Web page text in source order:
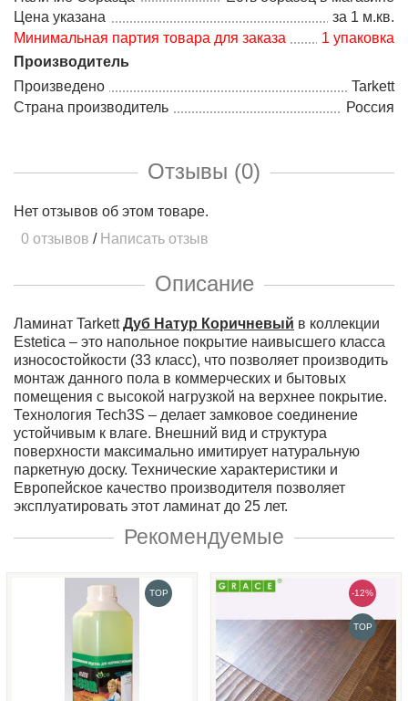
Цена указана
за 1 м.кв.
Минимальная партия товара для заказа
1 упаковка
Производитель
Произведено
Tarkett
Страна производитель
Россия
Отзывы (0)
Нет отзывов об этом товаре.
0 отзывов / Написать отзыв
Описание
Ламинат TarkettДуб Натур Коричневый в коллекции
Estetica – это напольное покрытие наивысшего класса
износостойкости (33 класс), что позволяет производить
монтаж данного пола в коммерческих и бытовых
помещения с высокой нагрузкой на верхнее покрытие.
Технология Tech3S – делает замковое соединение
устойчивым к влаге. Внешний вид и структура
поверхности максимально имитирует натуральную
паркетную доску. Технические характеристики и
Европейское качество производителя позволяет
эксплуатировать этот ламинат до 25 лет.
Рекомендуемые
TOP -12%
TOP